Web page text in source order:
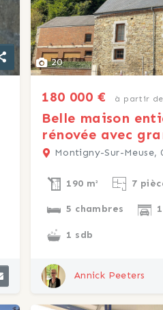
20
180 000 € à partir de
Belle maison
rénovée avec
atelier
Montigny-Sur-Meuse,
190 m² 7
5 chambres
1 sdb
Annick Peeters